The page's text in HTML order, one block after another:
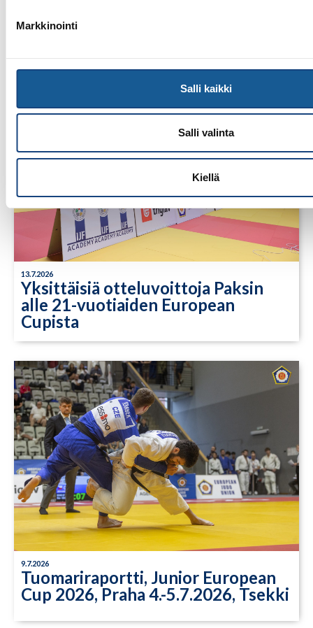
Markkinointi
Salli kaikki
Salli valinta
Kiellä
Open 2026, 14.-17.5.2026,
13.7.2026
Yksittäisiä otteluvoittoja Paksin
alle 21-vuotiaiden European
Cupista
9.7.2026
Tuomariraportti, Junior European
Cup 2026, Praha 4.-5.7.2026, Tsekki